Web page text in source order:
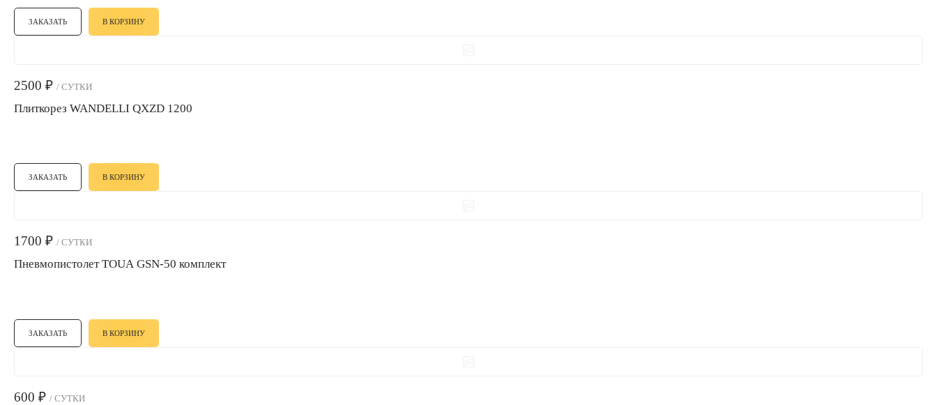
ЗАКАЗАТЬ В КОРЗИНУ
2500 ₽ / СУТКИ
Плиткорез WANDELLI QXZD 1200
ЗАКАЗАТЬ В КОРЗИНУ
1700 ₽ / СУТКИ
Пневмопистолет TOUA GSN-50 комплект
ЗАКАЗАТЬ В КОРЗИНУ
600 ₽ / СУТКИ